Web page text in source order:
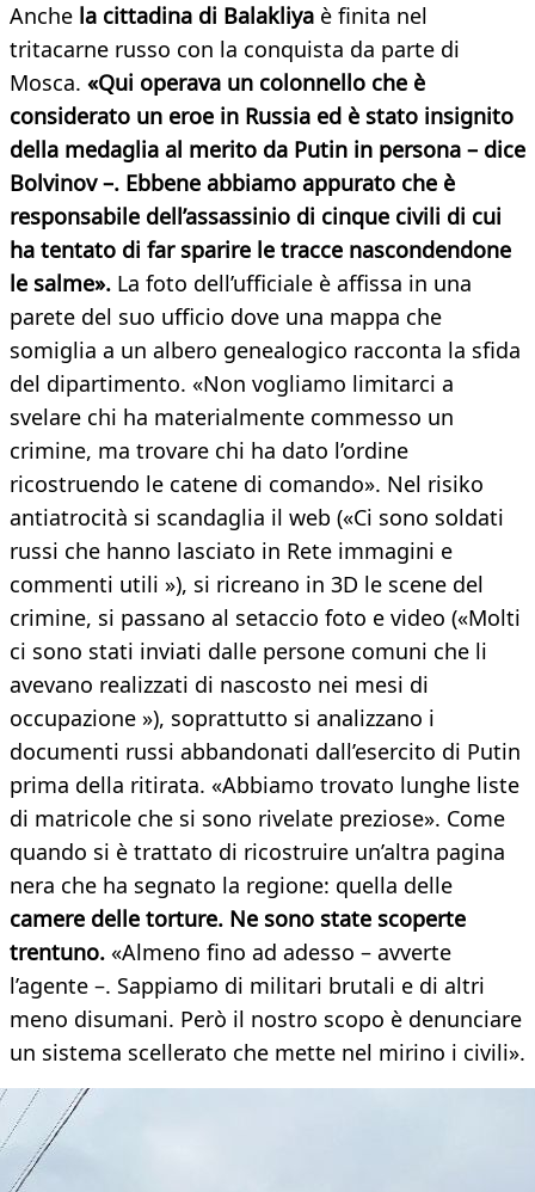
Anche la cittadina di Balakliya è finita nel
tritacarne russo con la conquista da parte di
Mosca. «Qui operava un colonnello che è
considerato un eroe in Russia ed è stato insignito
della medaglia al merito da Putin in persona – dice
Bolvinov –. Ebbene abbiamo appurato che è
responsabile dell’assassinio di cinque civili di cui
ha tentato di far sparire le tracce nascondendone
le salme». La foto dell’ufficiale è affissa in una
parete del suo ufficio dove una mappa che
somiglia a un albero genealogico racconta la sfida
del dipartimento. «Non vogliamo limitarci a
svelare chi ha materialmente commesso un
crimine, ma trovare chi ha dato l’ordine
ricostruendo le catene di comando». Nel risiko
antiatrocità si scandaglia il web («Ci sono soldati
russi che hanno lasciato in Rete immagini e
commenti utili »), si ricreano in 3D le scene del
crimine, si passano al setaccio foto e video («Molti
ci sono stati inviati dalle persone comuni che li
avevano realizzati di nascosto nei mesi di
occupazione »), soprattutto si analizzano i
documenti russi abbandonati dall’esercito di Putin
prima della ritirata. «Abbiamo trovato lunghe liste
di matricole che si sono rivelate preziose». Come
quando si è trattato di ricostruire un’altra pagina
nera che ha segnato la regione: quella delle
camere delle torture. Ne sono state scoperte
trentuno. «Almeno fino ad adesso – avverte
l’agente –. Sappiamo di militari brutali e di altri
meno disumani. Però il nostro scopo è denunciare
un sistema scellerato che mette nel mirino i civili».